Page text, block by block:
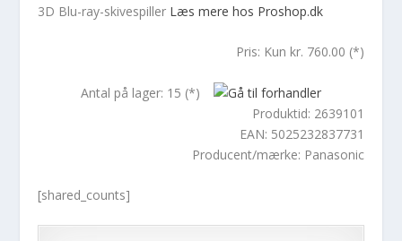
3D Blu-ray-skivespiller Læs mere hos Proshop.dk
Pris: Kun kr. 760.00 (*)
Antal på lager: 15 (*)
Produktid: 2639101
EAN: 5025232837731
Producent/mærke: Panasonic
[shared_counts]